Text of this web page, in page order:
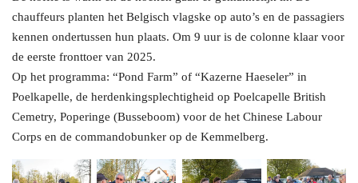
chauffeurs planten het Belgisch vlagske op auto’s en de passagiers
kennen ondertussen hun plaats. Om 9 uur is de colonne klaar voor
de eerste fronttoer van 2025.
Op het programma: “Pond Farm” of “Kazerne Haeseler” in
Poelkapelle, de herdenkingsplechtigheid op Poelcapelle British
Cemetry, Poperinge (Busseboom) voor de het Chinese Labour
Corps en de commandobunker op de Kemmelberg.